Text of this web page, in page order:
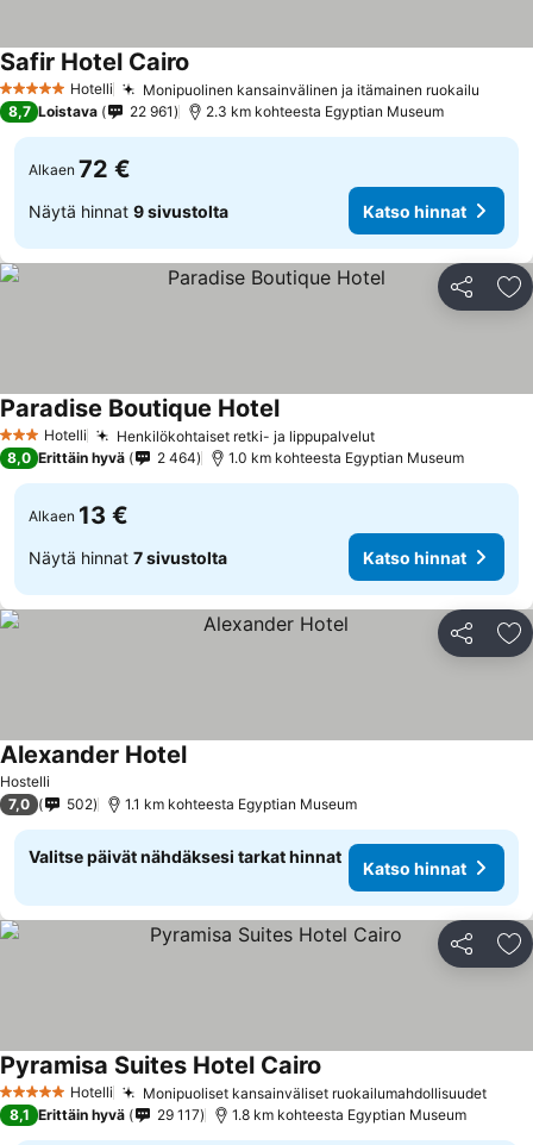
5 Tähtiluokitus
Hotelli Monipuolinen kansainvälinen ja itämainen ruokailu
Safir Hotel Cairo
8,7 Loistava 22 961 2.3 km kohteesta Egyptian Museum
Alkaen 72 €
Näytä hinnat 9 sivustolta Katso hinnat
Jaa
3 Tähtiluokitus
Hotelli Henkilökohtaiset retki- ja lippupalvelut
Paradise Boutique Hotel
8,0 Erittäin hyvä 2 464 1.0 km kohteesta Egyptian Museum
Alkaen 13 €
Näytä hinnat 7 sivustolta Katso hinnat
Jaa
Hostelli
Alexander Hotel
7,0 502 1.1 km kohteesta Egyptian Museum
Valitse päivät nähdäksesi tarkat hinnat
Katso hinnat
Jaa
5 Tähtiluokitus
Hotelli Monipuoliset kansainväliset ruokailumahdollisuudet
Pyramisa Suites Hotel Cairo
8,1 Erittäin hyvä 29 117 1.8 km kohteesta Egyptian Museum